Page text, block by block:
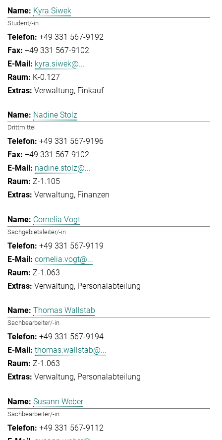
Kyra Siwek
Student/-in
+49 331 567-9192
+49 331 567-9102
kyra.siwek@...
K-0.127
Verwaltung Einkauf
Nadine Stolz
Drittmittel
+49 331 567-9196
+49 331 567-9102
nadine.stolz@...
Z-1.105
Verwaltung Finanzen
Cornelia Vogt
Sachgebietsleiter/-in
+49 331 567-9119
cornelia.vogt@...
Z-1.063
Verwaltung Personalabteilung
Thomas Wallstab
Sachbearbeiter/-in
+49 331 567-9194
thomas.wallstab@...
Z-1.063
Verwaltung Personalabteilung
Susann Weber
Sachbearbeiter/-in
+49 331 567-9112